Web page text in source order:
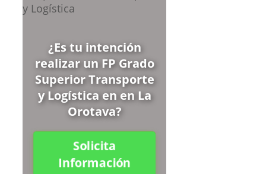
¿Es tu intención
realizar un FP Grado
Superior Transporte
y Logística en en La
Orotava?
Solicita
Información